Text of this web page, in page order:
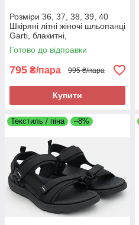
Розміри 36, 37, 38, 39, 40
Шкіряні літні жіночі шльопанці
Garti, блакитні,
повнорозмірні, на низькому
ходу, легкі та зручні
Готово до відправки
795 ₴/пара 995 ₴/пара
Купити
Текстиль / піна –8%